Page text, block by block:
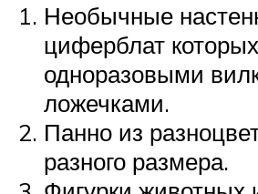
Необычные
циферблат
одноразовыми
ложечками.
Панно из
разного размера.